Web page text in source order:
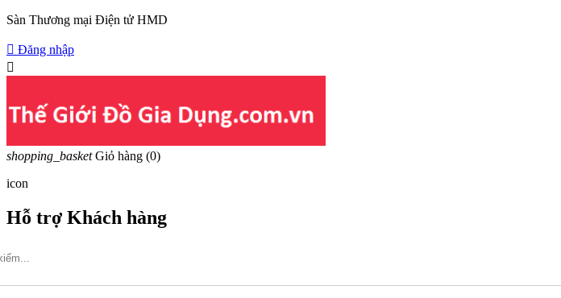
Sàn Thương mại Điện tử HMD
 Đăng nhập

shopping_basket Giỏ hàng (0)
icon
Hỗ trợ Khách hàng
Hotline: 09317.456.44